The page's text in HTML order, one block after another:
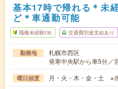
基本17時で帰れる＊未
ど＊車通勤可能
職種未経験OK 交通費別途支給あり
勤務地
札幌市西区
発寒中央駅から車5分／
曜日頻度 月・火・木・金・土 ※